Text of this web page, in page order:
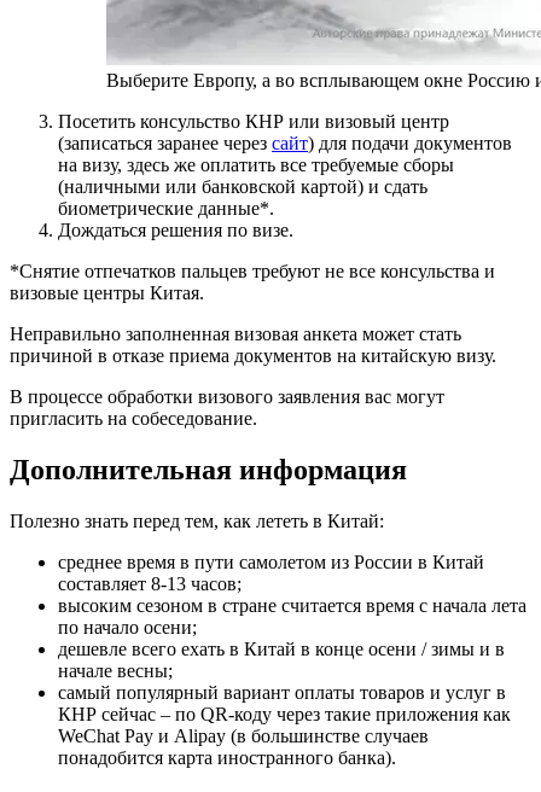
Выберите Европу, а во всплывающем окне Россию
Посетить консульство КНР или визовый центр
(записаться заранее через сайт) для подачи документов
на визу, здесь же оплатить все требуемые сборы
(наличными или банковской картой) и сдать
биометрические данные*.
Дождаться решения по визе.
*Снятие отпечатков пальцев требуют не все консульства и
визовые центры Китая.
Неправильно заполненная визовая анкета может стать
причиной в отказе приема документов на китайскую визу.
В процессе обработки визового заявления вас могут
пригласить на собеседование.
Дополнительная информация
Полезно знать перед тем, как лететь в Китай:
среднее время в пути самолетом из России в Китай
составляет 8-13 часов;
высоким сезоном в стране считается время с начала лета
по начало осени;
дешевле всего ехать в Китай в конце осени / зимы и в
начале весны;
самый популярный вариант оплаты товаров и услуг в
КНР сейчас – по QR-коду через такие приложения как
WeChat Pay и Alipay (в большинстве случаев
понадобится карта иностранного банка).